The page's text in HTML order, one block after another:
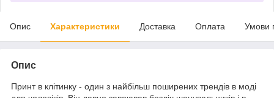
Опис Характеристики Доставка Оплата Умови
Опис
Принт в клітинку - один з найбільш поширених трендів в моді